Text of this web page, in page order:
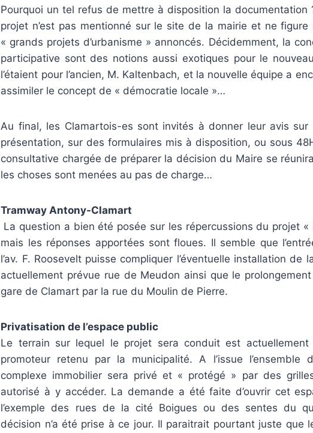
Pourquoi un tel refus de mettre à disposition la documentation
projet n’est pas mentionné sur le site de la mairie et ne
« grands projets d’urbanisme » annoncés. Décidemment, la
participative sont des notions aussi exotiques pour le
l’étaient pour l’ancien, M. Kaltenbach, et la nouvelle équipe a
assimiler le concept de « démocratie locale »…
Au final, les Clamartois-es sont invités à donner leur avis sur
présentation, sur des formulaires mis à disposition, ou sous
consultative chargée de préparer la décision du Maire se
les choses sont menées au pas de charge…
Tramway Antony-Clamart
La question a bien été posée sur les répercussions du projet «
mais les réponses apportées sont floues. Il semble que
l’av. F. Roosevelt puisse compliquer l’éventuelle installation de
actuellement prévue rue de Meudon ainsi que le
gare de Clamart par la rue du Moulin de Pierre.
Privatisation de l’espace public
Le terrain sur lequel le projet sera conduit est
promoteur retenu par la municipalité. A l’issue
complexe immobilier sera privé et « protégé » par des
autorisé à y accéder. La demande a été faite d’ouvrir cet
l’exemple des rues de la cité Boigues ou des sentes du
décision n’a été prise à ce jour. Il paraitrait pourtant juste que